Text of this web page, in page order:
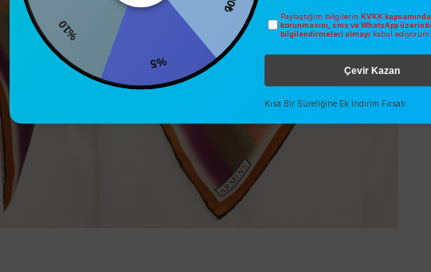
Paylaştığım bilgilerin KVKK
korunmasını, sms ve WhatsApp
bilgilendirmeleri almayı kabul ediyorum.
Çevir Kazan
Kısa Bir Süreliğine Ek İndirim Fırsatı